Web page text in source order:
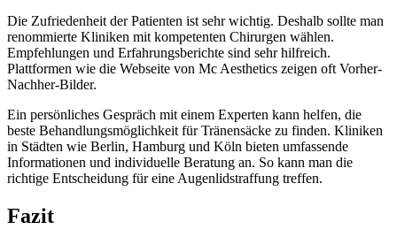
Die Zufriedenheit der Patienten ist sehr wichtig. Deshalb sollte man
renommierte Kliniken mit kompetenten Chirurgen wählen.
Empfehlungen und Erfahrungsberichte sind sehr hilfreich.
Plattformen wie die Webseite von Mc Aesthetics zeigen oft Vorher-
Nachher-Bilder.
Ein persönliches Gespräch mit einem Experten kann helfen, die
beste Behandlungsmöglichkeit für Tränensäcke zu finden. Kliniken
in Städten wie Berlin, Hamburg und Köln bieten umfassende
Informationen und individuelle Beratung an. So kann man die
richtige Entscheidung für eine Augenlidstraffung treffen.
Fazit